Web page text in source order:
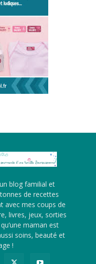
blog familial et
de recettes
avec mes coups de
livres, jeux, sorties
maman est
soins, beauté et
!